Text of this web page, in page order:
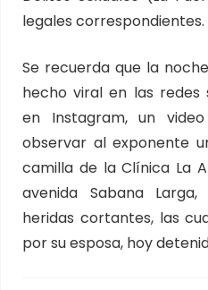
legales correspondientes.
Se recuerda que la
hecho viral en las redes
en Instagram, un
observar al exponente
camilla de la Clínica La
avenida Sabana
heridas cortantes, las
por su esposa, hoy